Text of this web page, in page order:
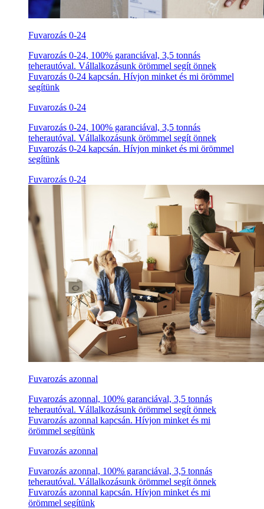
Fuvarozás 0-24
Fuvarozás 0-24, 100% garanciával, 3,5 tonnás
teherautóval. Vállalkozásunk örömmel segít önnek
Fuvarozás 0-24 kapcsán. Hívjon minket és mi örömmel
segítünk
Fuvarozás 0-24
Fuvarozás 0-24, 100% garanciával, 3,5 tonnás
teherautóval. Vállalkozásunk örömmel segít önnek
Fuvarozás 0-24 kapcsán. Hívjon minket és mi örömmel
segítünk
Fuvarozás 0-24
Fuvarozás azonnal
Fuvarozás azonnal, 100% garanciával, 3,5 tonnás
teherautóval. Vállalkozásunk örömmel segít önnek
Fuvarozás azonnal kapcsán. Hívjon minket és mi
örömmel segítünk
Fuvarozás azonnal
Fuvarozás azonnal, 100% garanciával, 3,5 tonnás
teherautóval. Vállalkozásunk örömmel segít önnek
Fuvarozás azonnal kapcsán. Hívjon minket és mi
örömmel segítünk